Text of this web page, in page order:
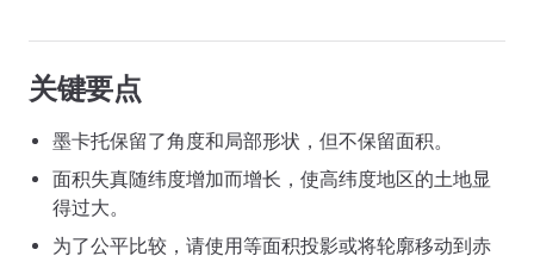
关键要点
墨卡托保留了角度和局部形状，但不保留面积。
面积失真随纬度增加而增长，使高纬度地区的土地显
得过大。
为了公平比较，请使用等面积投影或将轮廓移动到赤